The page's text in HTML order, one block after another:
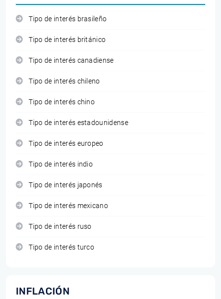
Tipo de interés brasileño
Tipo de interés británico
Tipo de interés canadiense
Tipo de interés chileno
Tipo de interés chino
Tipo de interés estadounidense
Tipo de interés europeo
Tipo de interés indio
Tipo de interés japonés
Tipo de interés mexicano
Tipo de interés ruso
Tipo de interés turco
INFLACIÓN